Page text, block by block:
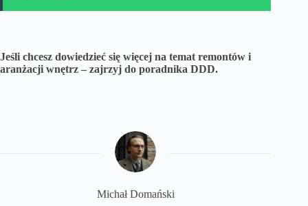
Jeśli chcesz dowiedzieć się więcej na temat remontów i
aranżacji wnętrz – zajrzyj do poradnika DDD.
Michał Domański